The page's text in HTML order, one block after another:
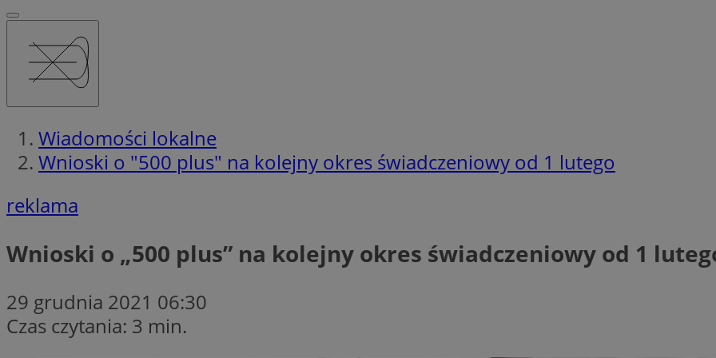
Wiadomości lokalne
Wnioski o "500 plus" na kolejny okres świadczeniowy od 1 lutego
reklama
Wnioski o „500 plus” na kolejny okres świadczeniowy od 1
29 grudnia 2021 06:30
Czas czytania: 3 min.